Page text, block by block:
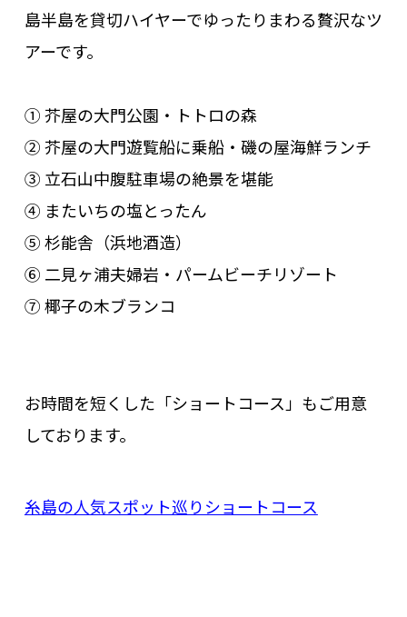
島半島を貸切ハイヤーでゆったりまわる贅沢なツ
アーです。
① 芥屋の大門公園・トトロの森
② 芥屋の大門遊覧船に乗船・磯の屋海鮮ランチ
③ 立石山中腹駐車場の絶景を堪能
④ またいちの塩とったん
⑤ 杉能舎（浜地酒造）
⑥ 二見ヶ浦夫婦岩・パームビーチリゾート
⑦ 椰子の木ブランコ
お時間を短くした「ショートコース」もご用意
しております。
糸島の人気スポット巡りショートコース